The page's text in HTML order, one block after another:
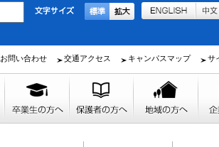
お問い合わせ 交通アクセス キャンパスマップ サ